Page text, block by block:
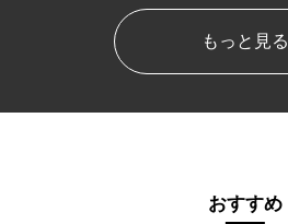
もっと見る
おすすめ